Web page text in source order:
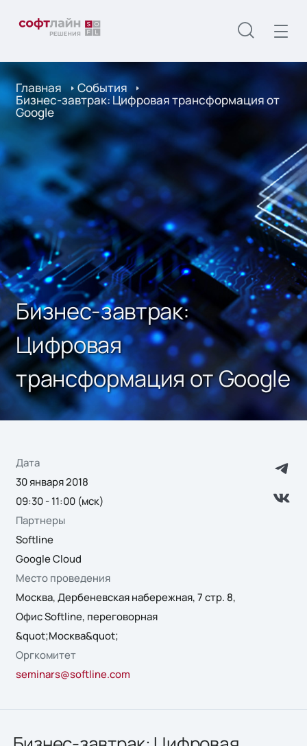
Главная События
Бизнес-завтрак: Цифровая трансформация от
Google
Бизнес-завтрак:
Цифровая
трансформация от Google
Дата
30 января 2018
09:30 - 11:00 (мск)
Партнеры
Softline
Google Cloud
Место проведения
Москва, Дербеневская набережная, 7 стр. 8,
Офис Softline, переговорная
&quot;Москва&quot;
Оргкомитет
seminars@softline.com